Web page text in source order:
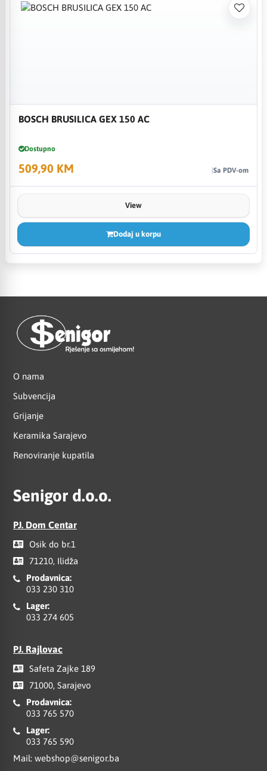
BOSCH BRUSILICA GEX 150 AC
Dostupno
509,90 KM Sa PDV-om
View
Dodaj u korpu
O nama
Subvencija
Grijanje
Keramika Sarajevo
Renoviranje kupatila
Senigor d.o.o.
PJ. Dom Centar
Osik do br.1
71210, Ilidža
Prodavnica:
033 230 310
Lager:
033 274 605
PJ. Rajlovac
Safeta Zajke 189
71000, Sarajevo
Prodavnica:
033 765 570
Lager:
033 765 590
Mail: webshop@senigor.ba